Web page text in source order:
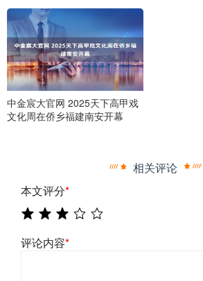
中金宸大官网 2025天下高甲戏
文化周在侨乡福建南安开幕
相关评论
本文评分*
评论内容*